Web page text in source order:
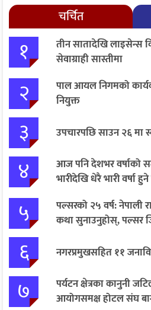
चर्चित
१
तीन सातादेखि लाइसेन्स
सेवाग्राही सास्तीमा
२
पाल आयल निगमको
नियुक्त
३ उपचारपछि साउन २६ मा
४
आज पनि देशभर वर्षाको
भारीदेखि धेरै भारी वर्षा
५
पल्सरको २५ वर्ष: नेपाली
कथा सुनाउनुहोस्, पल्सर
६ नगरप्रमुखसहित ११
७
पर्यटन क्षेत्रका कानुनी
आयोगसमक्ष होटल संघ